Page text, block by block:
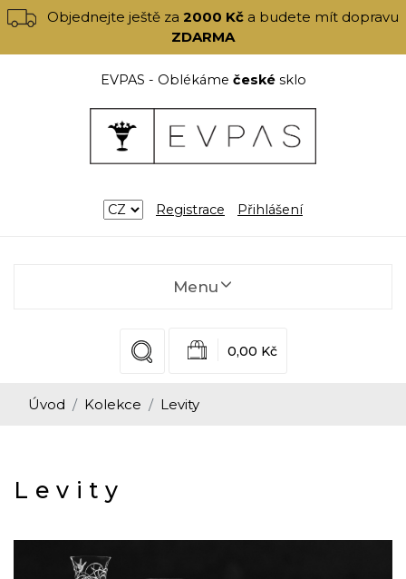
Objednejte ještě za2000 Kč a budete mít dopravu
ZDARMA
EVPAS - Oblékáme českésklo
Registrace Přihlášení
Menu
0,00 Kč
Úvod Kolekce Levity
Levity